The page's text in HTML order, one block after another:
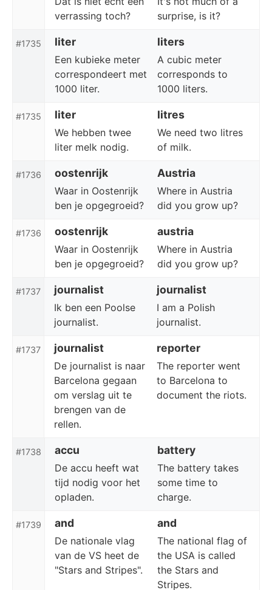
verrassing toch?
surprise, is it?
#1735 liter liters
Een kubieke meter
correspondeert met
1000 liter.
A cubic meter
corresponds to
1000 liters.
#1735 liter litres
We hebben twee
liter melk nodig.
We need two litres
of milk.
#1736 oostenrijk Austria
Waar in Oostenrijk
ben je opgegroeid?
Where in Austria
did you grow up?
#1736 oostenrijk austria
Waar in Oostenrijk
ben je opgegroeid?
Where in Austria
did you grow up?
#1737 journalist journalist
Ik ben een Poolse
journalist.
I am a Polish
journalist.
#1737 journalist reporter
De journalist is naar
Barcelona gegaan
om verslag uit te
brengen van de
rellen.
The reporter went
to Barcelona to
document the riots.
#1738 accu battery
De accu heeft wat
tijd nodig voor het
opladen.
The battery takes
some time to
charge.
#1739 and and
De nationale vlag
van de VS heet de
"Stars and Stripes".
The national flag of
the USA is called
the Stars and
Stripes.